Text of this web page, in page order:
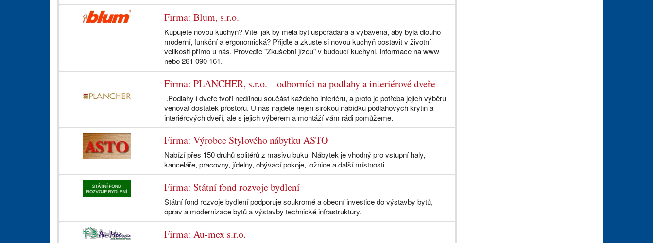
Firma: Blum, s.r.o.
Kupujete novou kuchyň? Víte, jak by měla být uspořádána a vybavena, aby byla dlouho
moderní, funkční a ergonomická? Přijďte a zkuste si novou kuchyň postavit v životní
velikosti přímo u nás. Proveďte "Zkušební jízdu" v budoucí kuchyni. Informace na www
nebo 281 090 161.
Firma: PLANCHER, s.r.o. – odborníci na podlahy a interiérové dveře
.Podlahy i dveře tvoří nedílnou součást každého interiéru, a proto je potřeba jejich výběru
věnovat dostatek prostoru. U nás najdete nejen širokou nabídku podlahových krytin a
interiérových dveří, ale s jejich výběrem a montáží vám rádi pomůžeme.
Firma: Výrobce Stylového nábytku ASTO
Nabízí přes 150 druhů solitérů z masivu buku. Nábytek je vhodný pro vstupní haly,
kanceláře, pracovny, jídelny, obývací pokoje, ložnice a další místnosti.
Firma: Státní fond rozvoje bydlení
Státní fond rozvoje bydlení podporuje soukromé a obecní investice do výstavby bytů,
oprav a modernizace bytů a výstavby technické infrastruktury.
Firma: Au-mex s.r.o.